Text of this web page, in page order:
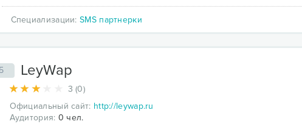
Специализации:SMS партнерки
LeyWap
3 (0)
Официальный сайт: http://leywap.ru
Аудитория: 0 чел.